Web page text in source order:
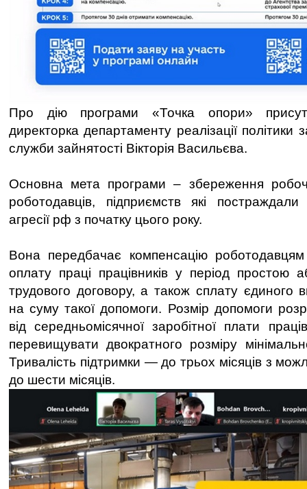
Про дію програми «Точка опори»
директорка департаменту реалізації політики
служби зайнятості Вікторія Васильєва.
Основна мета програми – збереження
роботодавців, підприємств які постраждали
агресії рф з початку цього року.
Вона передбачає компенсацію
оплату праці працівників у період простою
трудового договору, а також сплату єдиного
на суму такої допомоги. Розмір допомоги
від середньомісячної заробітної плати
перевищувати двократного розміру
Тривалість підтримки — до трьох місяців з
до шести місяців.